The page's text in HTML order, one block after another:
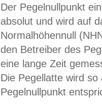
Der Pegelnullpunkt
absolut und wird auf
Normalhöhennull
den Betreiber des
eine lange Zeit
Die Pegellatte wird
Pegelnullpunkt